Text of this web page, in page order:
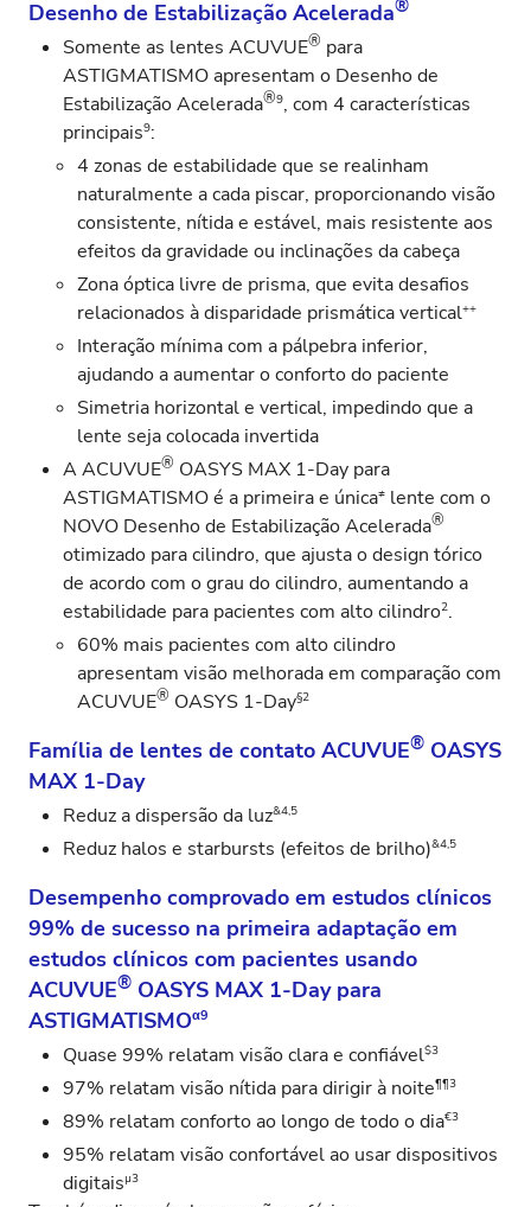
Desenho de Estabilização Acelerada®
Somente as lentes ACUVUE® para
ASTIGMATISMO apresentam o Desenho de
Estabilização Acelerada®9, com 4 características
principais9:
4 zonas de estabilidade que se realinham
naturalmente a cada piscar, proporcionando visão
consistente, nítida e estável, mais resistente aos
efeitos da gravidade ou inclinações da cabeça
Zona óptica livre de prisma, que evita desafios
relacionados à disparidade prismática vertical++
Interação mínima com a pálpebra inferior,
ajudando a aumentar o conforto do paciente
Simetria horizontal e vertical, impedindo que a
lente seja colocada invertida
A ACUVUE® OASYS MAX 1‑Day para
ASTIGMATISMO é a primeira e única≠ lente com o
NOVO Desenho de Estabilização Acelerada®
otimizado para cilindro, que ajusta o design tórico
de acordo com o grau do cilindro, aumentando a
estabilidade para pacientes com alto cilindro2.
60% mais pacientes com alto cilindro
apresentam visão melhorada em comparação com
ACUVUE® OASYS 1‑Day§2
Família de lentes de contato ACUVUE® OASYS
MAX 1‑Day
Reduz a dispersão da luz&4,5
Reduz halos e starbursts (efeitos de brilho)&4,5
Desempenho comprovado em estudos clínicos
99% de sucesso na primeira adaptação em
estudos clínicos com pacientes usando
ACUVUE® OASYS MAX 1‑Day para
ASTIGMATISMOα9
Quase 99% relatam visão clara e confiável$3
97% relatam visão nítida para dirigir à noite¶¶3
89% relatam conforto ao longo de todo o dia€3
95% relatam visão confortável ao usar dispositivos
digitaisµ3